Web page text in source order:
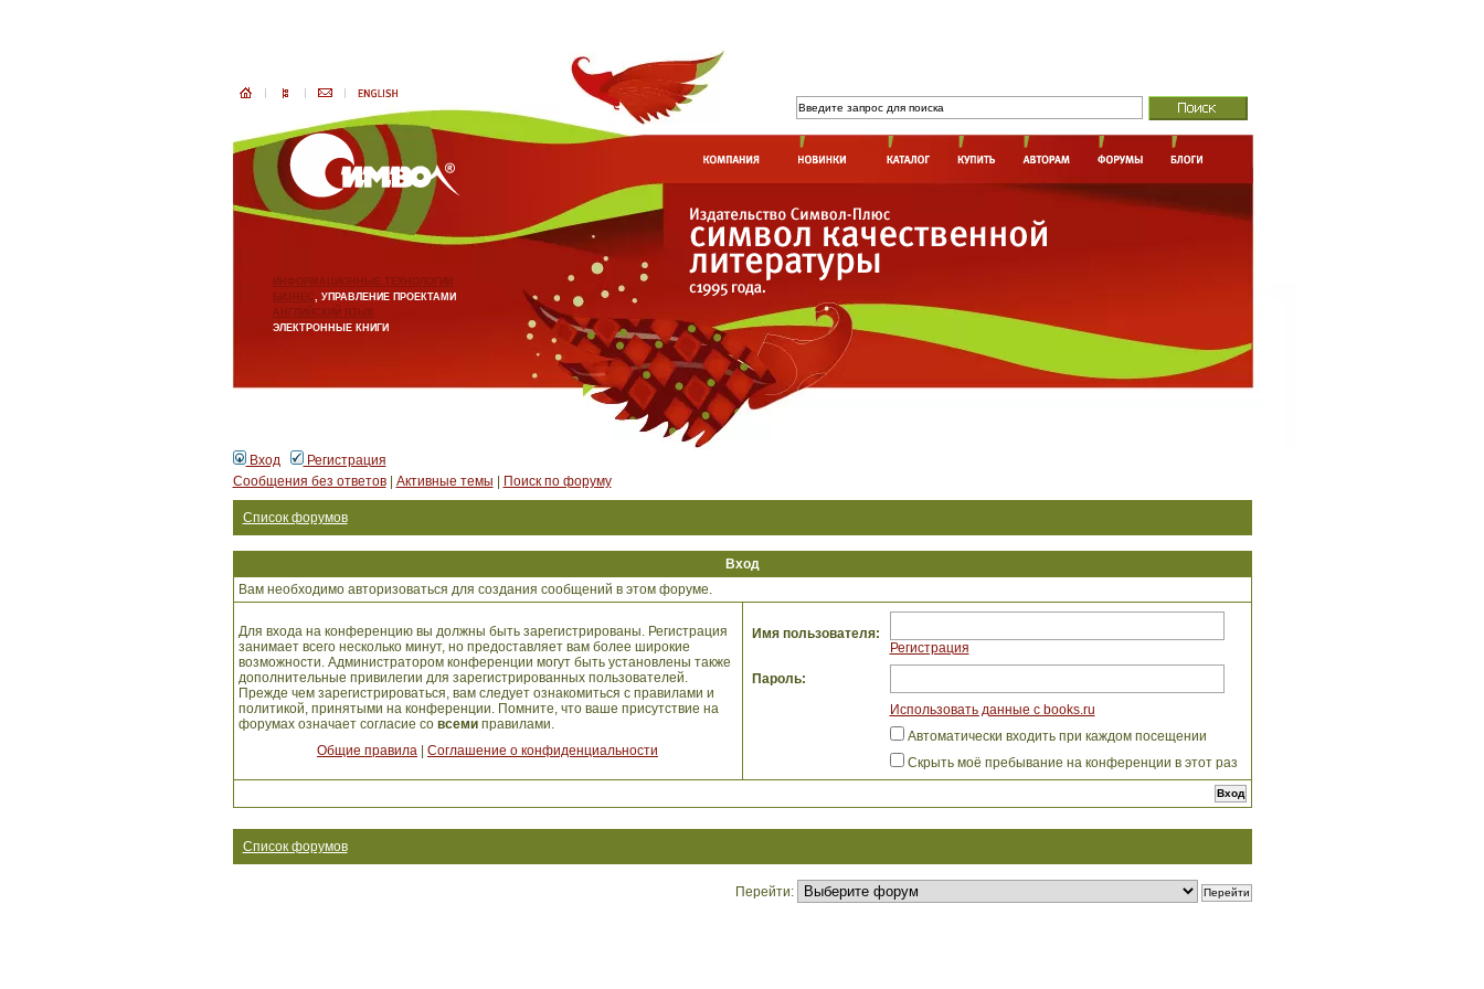
ИНФОРМАЦИОННЫЕ ТЕХНОЛОГИИ
БИЗНЕС, УПРАВЛЕНИЕ ПРОЕКТАМИ
АНГЛИЙСКИЙ ЯЗЫК
ЭЛЕКТРОННЫЕ КНИГИ
Вход
Регистрация
Сообщения без ответов| Активные темы Поиск по форуму
Список форумов
Вход
Вам необходимо авторизоваться для создания сообщений в этом форуме.
Для входа на конференцию вы должны быть зарегистрированы. Регистрация
занимает всего несколько минут, но предоставляет вам более широкие
возможности. Администратором конференции могут быть установлены также
дополнительные привилегии для зарегистрированных пользователей.
Прежде чем зарегистрироваться, вам следует ознакомиться с правилами и
политикой, принятыми на конференции. Помните, что ваше присутствие на
форумах означает согласие со всемиправилами.
Общие правила
Соглашение о конфиденциальности
Имя пользователя:
Регистрация
Пароль:
Использовать данные с books.ru
Автоматически входить при каждом посещении
Скрыть моё пребывание на конференции в этот раз
Список форумов
Перейти: